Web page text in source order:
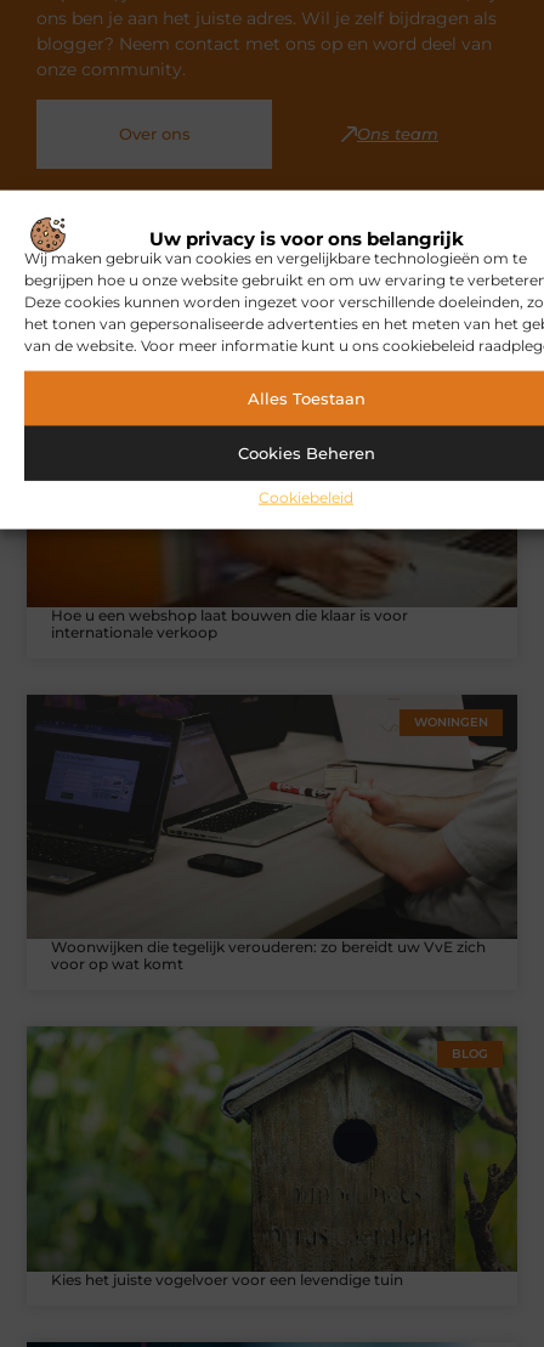
Uw privacy is voor ons belangrijk
Wij maken gebruik van cookies en vergelijkbare technologieën om te
begrijpen hoe u onze website gebruikt en om uw ervaring te
Deze cookies kunnen worden ingezet voor verschillende doeleinden,
het tonen van gepersonaliseerde advertenties en het meten van het
van de website. Voor meer informatie kunt u ons cookiebeleid
Alles Toestaan
Cookies Beheren
Cookiebeleid
ons ben je aan het juiste adres. Wil je zelf bijdragen als
blogger? Neem contact met ons op en word deel van
onze community.
Over ons Ons team
Gerelateerde artikelendie u
mogelijk interesseren
Hoe u een webshop laat bouwen die klaar is voor
internationale verkoop
WONINGEN
Woonwijken die tegelijk verouderen: zo bereidt uw VvE zich
voor op wat komt
BLOG
Kies het juiste vogelvoer voor een levendige tuin